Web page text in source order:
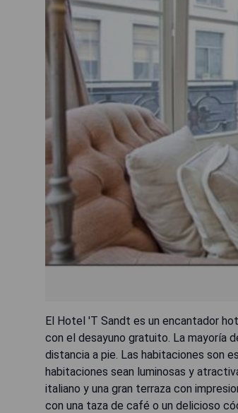
El Hotel 'T Sandt es un encantador
con el desayuno gratuito. La mayoría
distancia a pie. Las habitaciones son
habitaciones sean luminosas y
italiano y una gran terraza con
con una taza de café o un delicioso